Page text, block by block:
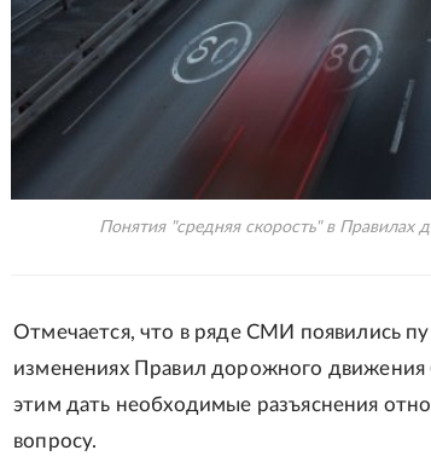
Понятия "средняя скорость" в
Отмечается, что в ряде СМИ появились
изменениях Правил дорожного
этим дать необходимые разъяснения
вопросу.